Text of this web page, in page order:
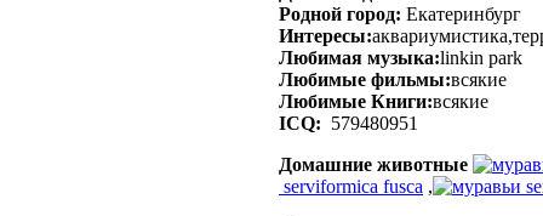
Родной город: Екатеринбург
Интересы:
Любимая музыка:linkin park
Любимые фильмы:всякие
Любимые Книги:всякие
ICQ: 579480951
Домашние животные
serviformica fusca ,